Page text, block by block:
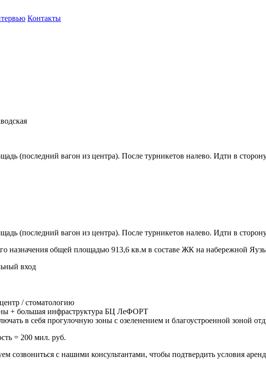
Контакты
(последний вагон из центра). После турникетов налево. Идти в
(последний вагон из центра). После турникетов налево. Идти в
общей площадью 913,6 кв.м в составе ЖК на набережной
вход
/ стоматологию
+ большая инфраструктура БЦ ЛеФОРТ
в себя прогулочную зоны с озеленением и благоустроенной зоной
= 200 мил. руб.
созвониться с нашими консультантами, чтобы подтвердить условия